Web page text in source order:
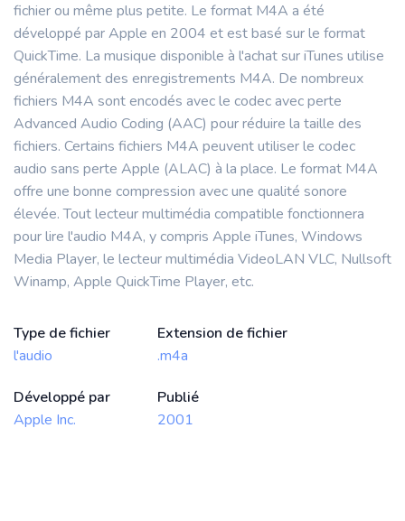
fichier ou même plus petite. Le format M4A a été
développé par Apple en 2004 et est basé sur le format
QuickTime. La musique disponible à l'achat sur iTunes utilise
généralement des enregistrements M4A. De nombreux
fichiers M4A sont encodés avec le codec avec perte
Advanced Audio Coding (AAC) pour réduire la taille des
fichiers. Certains fichiers M4A peuvent utiliser le codec
audio sans perte Apple (ALAC) à la place. Le format M4A
offre une bonne compression avec une qualité sonore
élevée. Tout lecteur multimédia compatible fonctionnera
pour lire l'audio M4A, y compris Apple iTunes, Windows
Media Player, le lecteur multimédia VideoLAN VLC, Nullsoft
Winamp, Apple QuickTime Player, etc.
Type de fichier
l'audio
Extension de fichier
.m4a
Développé par
Apple Inc.
Publié
2001